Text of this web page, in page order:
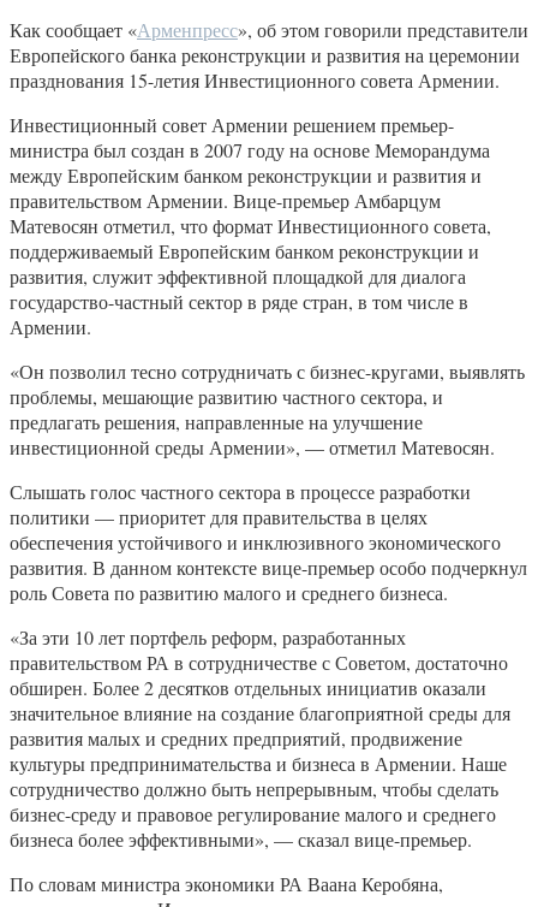
Как сообщает «Арменпресс», об этом говорили представители
Европейского банка реконструкции и развития на церемонии
празднования 15-летия Инвестиционного совета Армении.
Инвестиционный совет Армении решением премьер-
министра был создан в 2007 году на основе Меморандума
между Европейским банком реконструкции и развития и
правительством Армении. Вице-премьер Амбарцум
Матевосян отметил, что формат Инвестиционного совета,
поддерживаемый Европейским банком реконструкции и
развития, служит эффективной площадкой для диалога
государство-частный сектор в ряде стран, в том числе в
Армении.
«Он позволил тесно сотрудничать с бизнес-кругами, выявлять
проблемы, мешающие развитию частного сектора, и
предлагать решения, направленные на улучшение
инвестиционной среды Армении», — отметил Матевосян.
Слышать голос частного сектора в процессе разработки
политики — приоритет для правительства в целях
обеспечения устойчивого и инклюзивного экономического
развития. В данном контексте вице-премьер особо подчеркнул
роль Совета по развитию малого и среднего бизнеса.
«За эти 10 лет портфель реформ, разработанных
правительством РА в сотрудничестве с Советом, достаточно
обширен. Более 2 десятков отдельных инициатив оказали
значительное влияние на создание благоприятной среды для
развития малых и средних предприятий, продвижение
культуры предпринимательства и бизнеса в Армении. Наше
сотрудничество должно быть непрерывным, чтобы сделать
бизнес-среду и правовое регулирование малого и среднего
бизнеса более эффективными», — сказал вице-премьер.
По словам министра экономики РА Ваана Керобяна,